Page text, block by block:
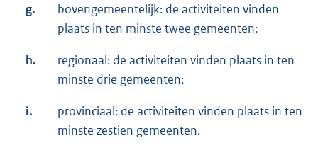
g.
bovengemeentelijk: de activiteiten vinden
plaats in ten minste twee gemeenten;
h.
regionaal: de activiteiten vinden plaats in ten
minste drie gemeenten;
i.
provinciaal: de activiteiten vinden plaats in ten
minste zestien gemeenten.